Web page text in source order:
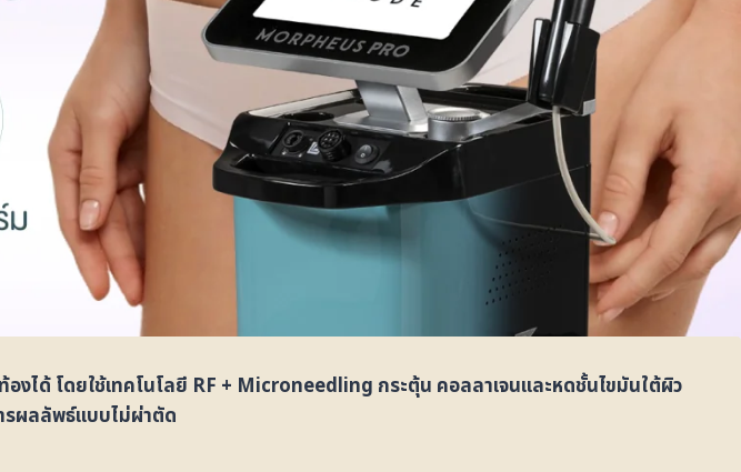
ด้ โดยใช้เทคโนโลยี RF + Microneedling กระตุ้น คอลลาเจนและหดชั้นไขมันใต้ผิว
ผลลัพธ์แบบไม่ผ่าตัด